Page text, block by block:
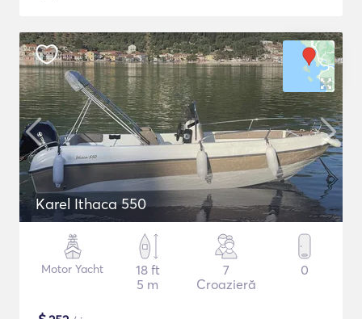
Karel Ithaca 550
Motor Yacht
18 ft
5 m
7
Croazieră
0